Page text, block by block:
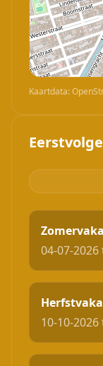
Kaartdata:
04-07-
10-10-